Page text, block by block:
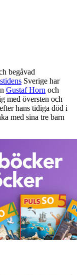
begåvad
Sverige har
Gustaf Horn och
med översten och
hans tidiga död i
med sina tre barn